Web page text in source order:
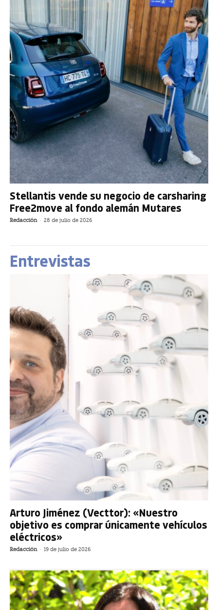
Stellantis vende su negocio de carsharing
Free2move al fondo alemán Mutares
Redacción - 28 de julio de 2026
Entrevistas
Arturo Jiménez (Vecttor): «Nuestro
objetivo es comprar únicamente vehículos
eléctricos»
Redacción - 19 de julio de 2026